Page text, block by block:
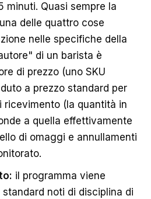
minuti. Quasi sempre la
delle quattro cose
nelle specifiche della
di un barista è
di prezzo (uno SKU
a prezzo standard per
ricevimento (la quantità in
a quella effettivamente
di omaggi e annullamenti
il programma viene
noti di disciplina di